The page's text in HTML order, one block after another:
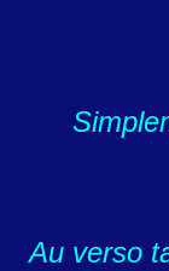
Au verso